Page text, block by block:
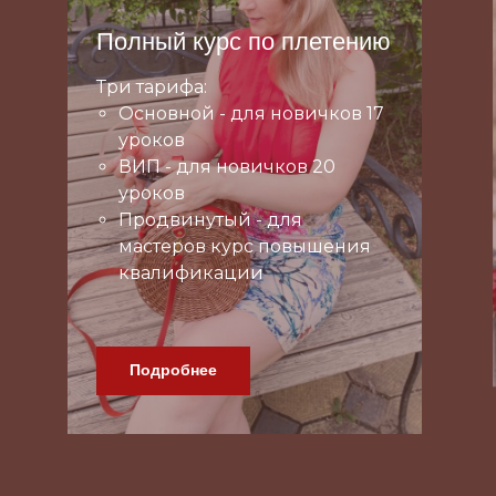
Полный курс по плетению
Три тарифа:
Основной - для новичков 17
уроков
ВИП - для новичков 20
уроков
Продвинутый - для
мастеров курс повышения
квалификации
Подробнее